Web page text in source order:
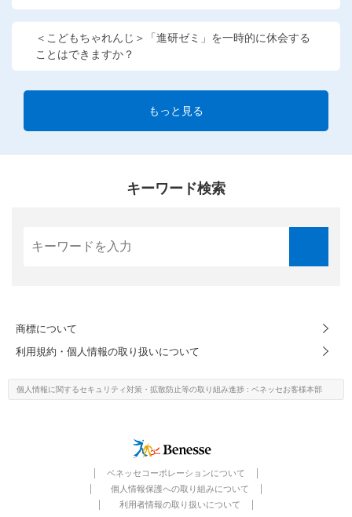
＜こどもちゃれんじ＞「進研ゼミ」を一時的に休会する
ことはできますか？
もっと見る
キーワード検索
商標について
利用規約・個人情報の取り扱いについて
個人情報に関するセキュリティ対策・ 拡散防止等の取り組み進捗 : ベネッセお客様本部
ベネッセコーポレーションについて
個人情報保護への取り組みについて
利用者情報の取り扱いについて